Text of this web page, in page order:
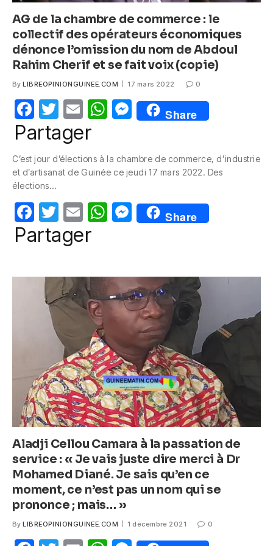
AG de la chambre de commerce : le
collectif des opérateurs économiques
dénonce l’omission du nom de Abdoul
Rahim Cherif et se fait voix (copie)
By LIBREOPINIONGUINEE.COM 17 mars 2022 0
F
a
e
b
o
o
k
T
w
itt
er
E
m
W
s
p
p
M
e
e
g
er
Share
Partager
C’est jour d’élections à la chambre de commerce, d’industrie
et d’artisanat de Guinée ce jeudi 17 mars 2022. Des
élections…
F
a
b
o
T
w
itt
E
m
W
A
p
p
M
e
n
g
er
Share
Partager
Aladji Cellou Camara à la passation de
service : « Je vais juste dire merci à Dr
Mohamed Diané. Je sais qu’en ce
moment, ce n’est pas un nom qui se
prononce ; mais… »
By LIBREOPINIONGUINEE.COM 1 décembre 2021 0